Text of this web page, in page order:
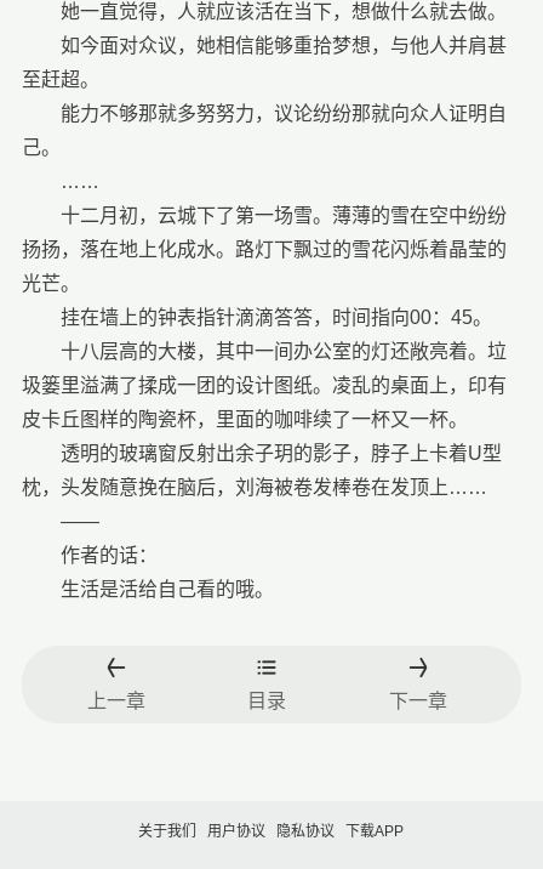
她一直觉得，人就应该活在当下，想做什么就去做。
如今面对众议，她相信能够重拾梦想，与他人并肩甚
至赶超。
能力不够那就多努努力，议论纷纷那就向众人证明自
己。
……
十二月初，云城下了第一场雪。薄薄的雪在空中纷纷
扬扬，落在地上化成水。路灯下飘过的雪花闪烁着晶莹的
光芒。
挂在墙上的钟表指针滴滴答答，时间指向00：45。
十八层高的大楼，其中一间办公室的灯还敞亮着。垃
圾篓里溢满了揉成一团的设计图纸。凌乱的桌面上，印有
皮卡丘图样的陶瓷杯，里面的咖啡续了一杯又一杯。
透明的玻璃窗反射出余子玥的影子，脖子上卡着U型
枕，头发随意挽在脑后，刘海被卷发棒卷在发顶上……
——
作者的话：
生活是活给自己看的哦。
上一章 目录 下一章
关于我们 用户协议 隐私协议 下载APP